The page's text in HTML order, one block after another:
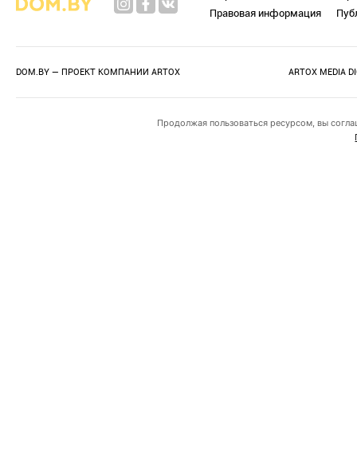
Правовая информация
DOM.BY — ПРОЕКТ КОМПАНИИ ARTOX ARTOX MEDIA
Продолжая пользоваться ресурсом, вы